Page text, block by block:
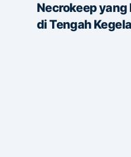
Necrokeep
di Tengah